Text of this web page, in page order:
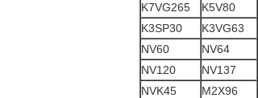
K7VG265
K5V80
K3SP30
K3VG63
NV60
NV64
NV120
NV137
NVK45
M2X96